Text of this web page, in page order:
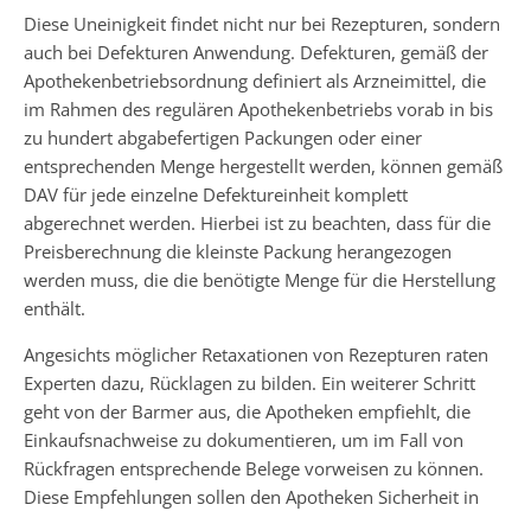
Diese Uneinigkeit findet nicht nur bei Rezepturen, sondern
auch bei Defekturen Anwendung. Defekturen, gemäß der
Apothekenbetriebsordnung definiert als Arzneimittel, die
im Rahmen des regulären Apothekenbetriebs vorab in bis
zu hundert abgabefertigen Packungen oder einer
entsprechenden Menge hergestellt werden, können gemäß
DAV für jede einzelne Defektureinheit komplett
abgerechnet werden. Hierbei ist zu beachten, dass für die
Preisberechnung die kleinste Packung herangezogen
werden muss, die die benötigte Menge für die Herstellung
enthält.
Angesichts möglicher Retaxationen von Rezepturen raten
Experten dazu, Rücklagen zu bilden. Ein weiterer Schritt
geht von der Barmer aus, die Apotheken empfiehlt, die
Einkaufsnachweise zu dokumentieren, um im Fall von
Rückfragen entsprechende Belege vorweisen zu können.
Diese Empfehlungen sollen den Apotheken Sicherheit in